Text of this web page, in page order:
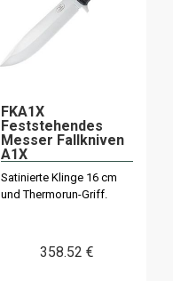
FKA1X
Feststehendes
Messer Fallkniven
A1X
Satinierte Klinge 16 cm
und Thermorun-Griff.
358.52 €